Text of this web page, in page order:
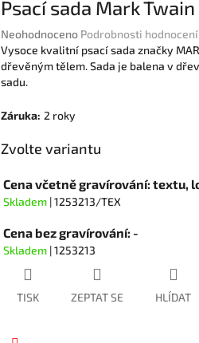
Psací sada Mark Twain
Průměrné
hodnocení
produktu
je
z
hvězdiček.
Neohodnoceno Podrobnosti hodnocení
Vysoce kvalitní psací sada značky
dřevěným tělem. Sada je balena v
sadu.
Záruka: 2 roky
Zvolte variantu
Cena včetně gravírování: textu,
Skladem | 1253213/TEX
Cena bez gravírování: -
Skladem | 1253213
TISK ZEPTAT SE HLÍDAT